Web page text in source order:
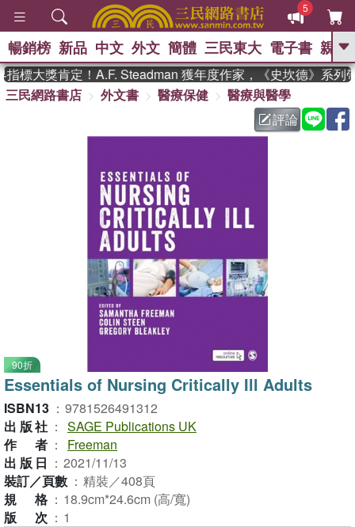
5
GO
熱搜： 東野圭吾 、 高希均教授回憶錄
父親節 、 如果歷
暑期推薦 、 國際布克
偉大的迷走神經
暢銷榜 新品 中文 外文 簡體 三民東大 電子書 親子
標大獎肯定！A.F. Steadman 獲年度作家，《史坎德》系列帶
三民網路書店
外文書 醫療保健
醫療與醫學
評論
90折
Essentials of Nursing Critically Ill Adults
ISBN13 ： 9781526491312
出版社 ： SAGE Publications UK
作者 ：
Freeman
出版日 ： 2021/11/13
裝訂／頁數 ： 精裝／408頁
規格 ： 18.9cm*24.6cm (高/寬)
版次 ： 1